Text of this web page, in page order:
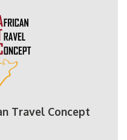
Travel Concept